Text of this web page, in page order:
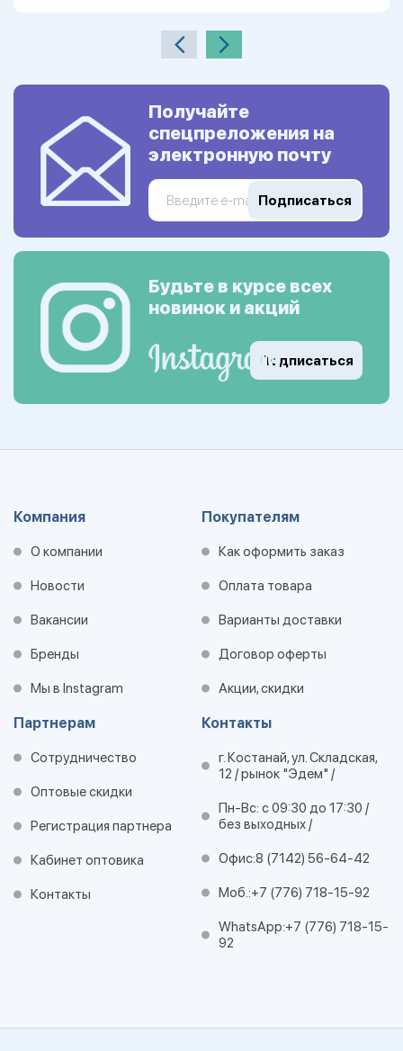
Получайте
спецпреложения на
электронную почту
Подписаться
Будьте в курсе всех
новинок и акций
Подписаться
Компания
О компании
Новости
Вакансии
Бренды
Мы в Instagram
Покупателям
Как оформить заказ
Оплата товара
Варианты доставки
Договор оферты
Акции, скидки
Партнерам
Сотрудничество
Оптовые скидки
Регистрация партнера
Кабинет оптовика
Контакты
Контакты
г. Костанай, ул. Складская,
12 / рынок "Эдем" /
Пн-Вс: с 09:30 до 17:30 /
без выходных /
Офис:8 (7142) 56-64-42
Моб.:+7 (776) 718-15-92
WhatsApp:+7 (776) 718-15-
92